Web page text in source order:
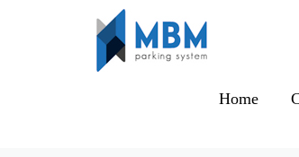
Home